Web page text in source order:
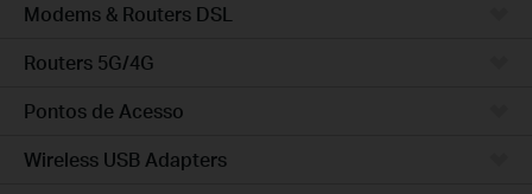
Modems & Routers DSL
Routers 5G/4G
Pontos de Acesso
Wireless USB Adapters